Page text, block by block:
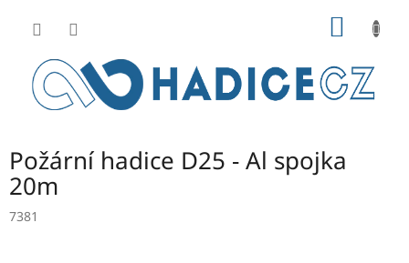
Požární hadice D25 - Al spojka
20m
7381